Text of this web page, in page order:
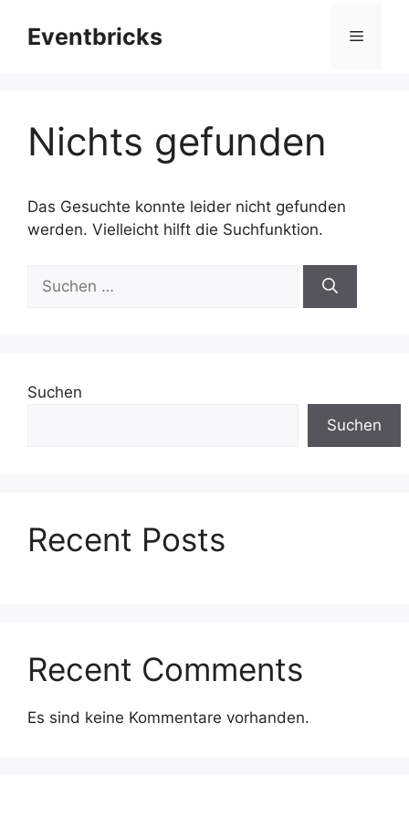
InhaltEventbricks Menü
Nichts gefunden
Das Gesuchte konnte leider nicht gefunden
werden. Vielleicht hilft die Suchfunktion.
nach:
Suchen
Suchen
Recent Posts
Recent Comments
Es sind keine Kommentare vorhanden.